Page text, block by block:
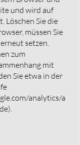
und wird auf
Löschen Sie die
müssen Sie
setzen.
zum
mit
Sie etwa in der
analytics/a